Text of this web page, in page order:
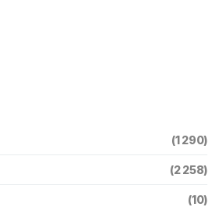
(1 290)
(2 258)
(10)